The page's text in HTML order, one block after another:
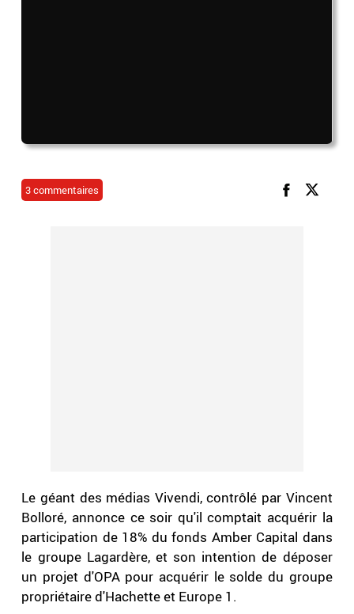
3 commentaires
Le géant des médias Vivendi, contrôlé par Vincent
Bolloré, annonce ce soir qu'il comptait acquérir la
participation de 18% du fonds Amber Capital dans
le groupe Lagardère, et son intention de déposer
un projet d'OPA pour acquérir le solde du groupe
propriétaire d'Hachette et Europe 1.